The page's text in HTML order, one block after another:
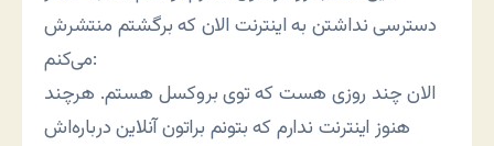
دسترسی نداشتن به اینترنت الان که برگشتم منتشرش
می‌کنم:
الان چند روزی هست که توی بروکسل هستم. هرچند
هنوز اینترنت ندارم که بتونم براتون آنلاین درباره‌اش